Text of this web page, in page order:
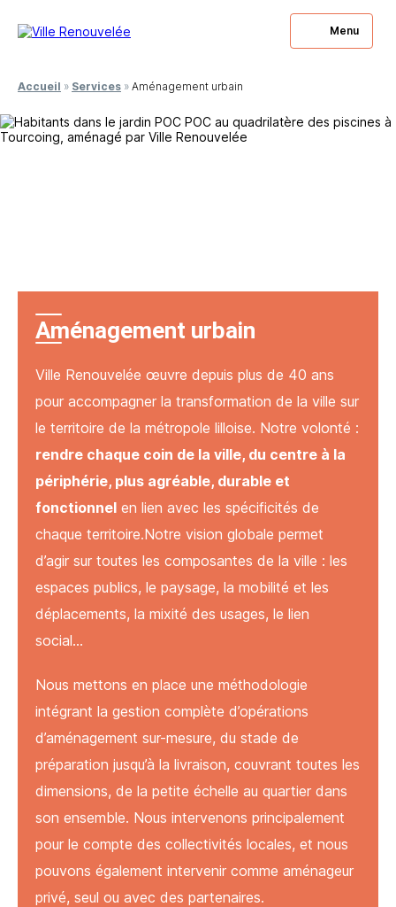
Menu
Accueil » Services » Aménagement urbain
Aménagement urbain
Ville Renouvelée œuvre depuis plus de 40 ans
pour accompagner la transformation de la ville sur
le territoire de la métropole lilloise. Notre volonté :
rendre chaque coin de la ville, du centre à la
périphérie, plus agréable, durable et
fonctionnel en lien avec les spécificités de
chaque territoire.Notre vision globale permet
d’agir sur toutes les composantes de la ville : les
espaces publics, le paysage, la mobilité et les
déplacements, la mixité des usages, le lien
social…
Nous mettons en place une méthodologie
intégrant la gestion complète d’opérations
d’aménagement sur-mesure, du stade de
préparation jusqu’à la livraison, couvrant toutes les
dimensions, de la petite échelle au quartier dans
son ensemble. Nous intervenons principalement
pour le compte des collectivités locales, et nous
pouvons également intervenir comme aménageur
privé, seul ou avec des partenaires.